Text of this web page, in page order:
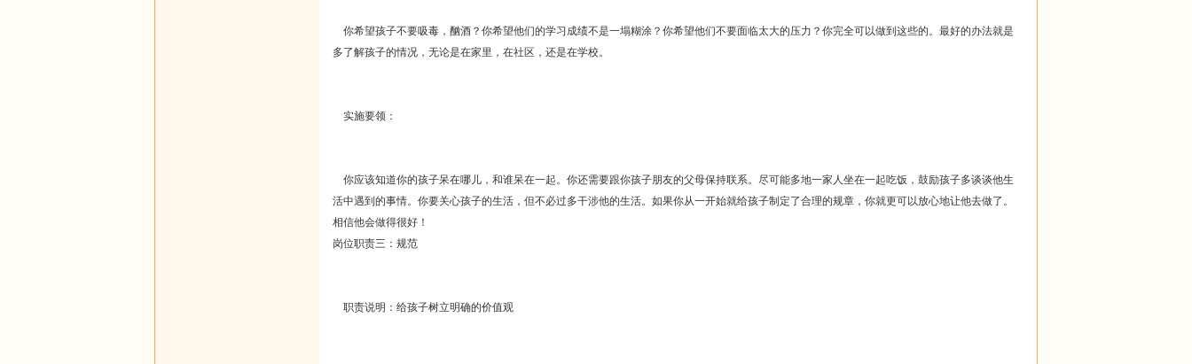
你希望孩子不要吸毒，酗酒？你希望他们的学习成绩不是一塌糊涂？你希望他们不要面临太大的压力？你完全可以做到这些的。最好的办法就是
多了解孩子的情况，无论是在家里，在社区，还是在学校。
实施要领：
你应该知道你的孩子呆在哪儿，和谁呆在一起。你还需要跟你孩子朋友的父母保持联系。尽可能多地一家人坐在一起吃饭，鼓励孩子多谈谈他生
活中遇到的事情。你要关心孩子的生活，但不必过多干涉他的生活。如果你从一开始就给孩子制定了合理的规章，你就更可以放心地让他去做了。
相信他会做得很好！
岗位职责三：规范
职责说明：给孩子树立明确的价值观